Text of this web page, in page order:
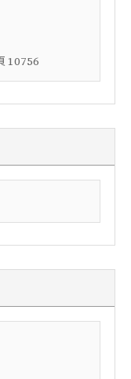
10756